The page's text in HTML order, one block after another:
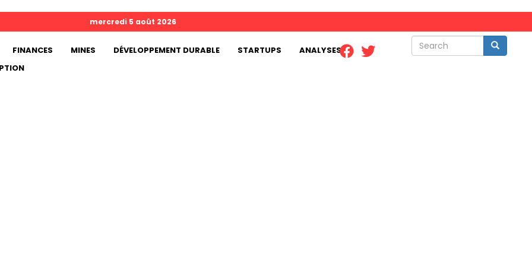
Search Search
mercredi 5 août 2026
FINANCES MINES DÉVELOPPEMENT DURABLE STARTUPS
ANALYSES